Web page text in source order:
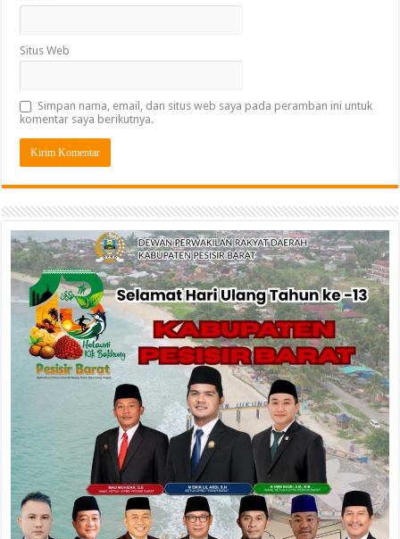
Situs Web
Simpan nama, email, dan situs web saya pada peramban ini untuk
komentar saya berikutnya.